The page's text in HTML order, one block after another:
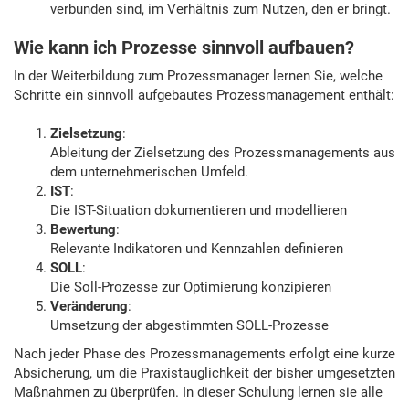
verbunden sind, im Verhältnis zum Nutzen, den er bringt.
Wie kann ich Prozesse sinnvoll aufbauen?
In der Weiterbildung zum Prozessmanager lernen Sie, welche
Schritte ein sinnvoll aufgebautes Prozessmanagement enthält:
Zielsetzung:
Ableitung der Zielsetzung des Prozessmanagements aus
dem unternehmerischen Umfeld.
IST:
Die IST-Situation dokumentieren und modellieren
Bewertung:
Relevante Indikatoren und Kennzahlen definieren
SOLL:
Die Soll-Prozesse zur Optimierung konzipieren
Veränderung:
Umsetzung der abgestimmten SOLL-Prozesse
Nach jeder Phase des Prozessmanagements erfolgt eine kurze
Absicherung, um die Praxistauglichkeit der bisher umgesetzten
Maßnahmen zu überprüfen. In dieser Schulung lernen sie alle